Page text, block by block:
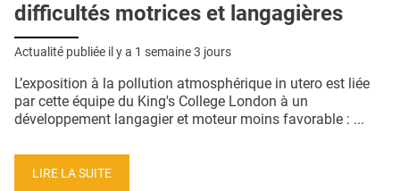
difficultés motrices et langagières
Actualité publiée il y a 1 semaine 3 jours
L’exposition à la pollution atmosphérique in utero est liée
par cette équipe du King's College London à un
développement langagier et moteur moins favorable : ...
LIRE LA SUITE